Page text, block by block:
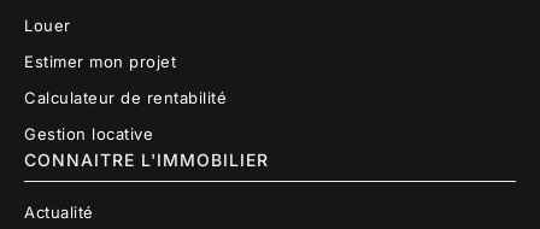
Louer
Estimer mon projet
Calculateur de rentabilité
Gestion locative
CONNAITRE L'IMMOBILIER
Actualité